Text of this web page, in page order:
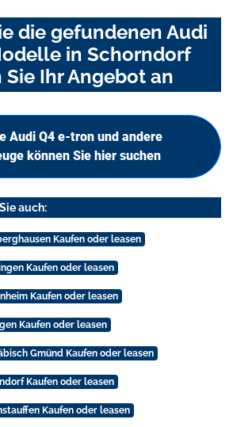
die gefundenen Audi
in Schorndorf
Ihr Angebot an
Audi Q4 e-tron und andere
können Sie hier suchen
auch:
Kaufen oder leasen
Kaufen oder leasen
Kaufen oder leasen
Kaufen oder leasen
Gmünd Kaufen oder leasen
Kaufen oder leasen
Kaufen oder leasen